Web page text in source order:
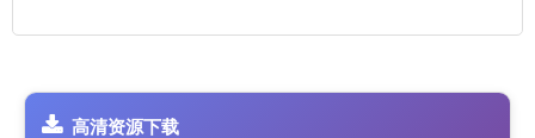
高清资源下载